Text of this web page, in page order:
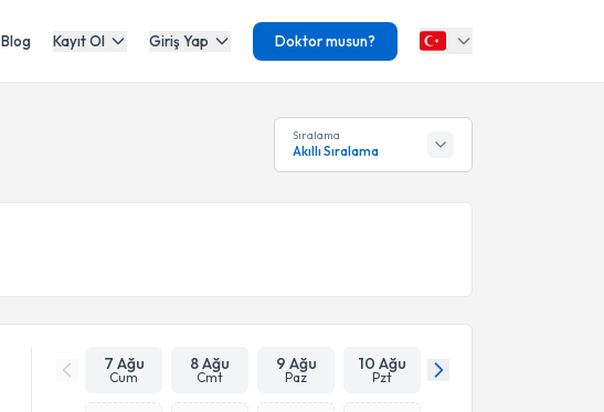
Blog Kayıt Ol Giriş Yap Doktor musun?
Sıralama
Akıllı Sıralama
7 Ağu
Cum
8 Ağu
Cmt
9 Ağu
Paz
10 Ağu
Pzt